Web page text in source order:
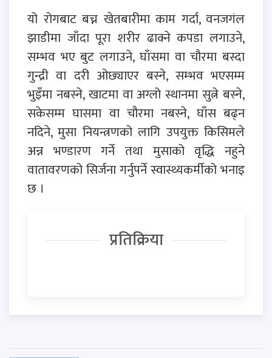
यो रोगबाट बच्न खेतबारीमा काम गर्दा, वनजगंल
झाडीमा जाँदा पूरा शरीर ढाक्ने कपडा लगाउने,
सम्भव भए बुट लगाउने, घाँसमा वा चौरमा बस्दा
गुन्द्री वा दरी ओछ्याएर बस्ने, सम्भव भएसम्म
भुइँमा नबस्ने, खाटमा वा अग्लो स्थानमा सुत्ने बस्ने,
सकेसम्म घासमा वा चौरमा नबस्ने, घाँस बढ्न
नदिने, मुसा नियन्त्रणको लागि उपयुक्त किसिमले
अन्न भण्डारण गर्ने तथा मुसाको वृद्धि नहुने
वातावरणको सिर्जना गर्नुपर्ने स्वास्थ्यकर्मीको भनाइ
छ ।
प्रतिक्रिया